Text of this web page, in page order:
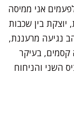
אני ממיסה
יוצקת בין שכבות
נגיעה מרעננת,
קסמים, בעיקר
השני והניחוח